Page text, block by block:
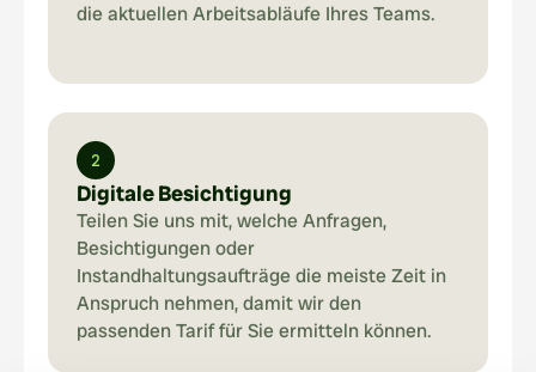
die aktuellen Arbeitsabläufe Ihres Teams.
2
Digitale Besichtigung
Teilen Sie uns mit, welche Anfragen,
Besichtigungen oder
Instandhaltungsaufträge die meiste Zeit in
Anspruch nehmen, damit wir den
passenden Tarif für Sie ermitteln können.